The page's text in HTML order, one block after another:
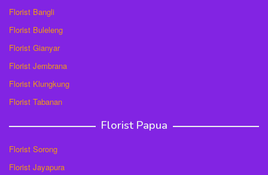
Florist Bangli
Florist Buleleng
Florist Gianyar
Florist Jembrana
Florist Klungkung
Florist Tabanan
Florist Papua
Florist Sorong
Florist Jayapura